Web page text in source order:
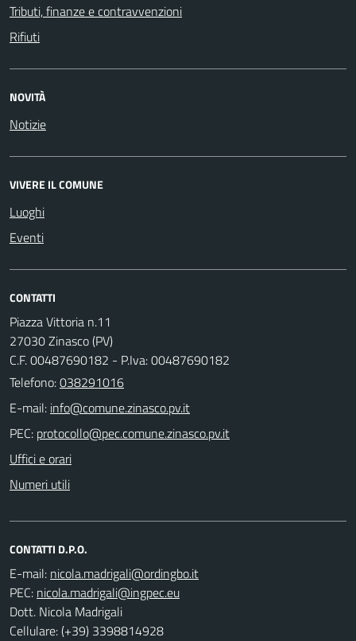
Tributi, finanze e contravvenzioni
Rifiuti
NOVITÀ
Notizie
VIVERE IL COMUNE
Luoghi
Eventi
CONTATTI
Piazza Vittoria n.11
27030 Zinasco (PV)
C.F. 00487690182 - P.Iva: 00487690182
Telefono:038291016
E-mail:
PEC:
Uffici e orari
Numeri utili
CONTATTI D.P.O.
E-mail:
PEC:
Dott. Nicola Madrigali
Cellulare: (+39) 3398814928